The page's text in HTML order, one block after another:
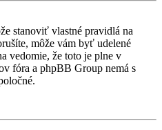
stanoviť vlastné pravidlá na
môže vám byť udelené
vedomie, že toto je plne v
fóra a phpBB Group nemá s